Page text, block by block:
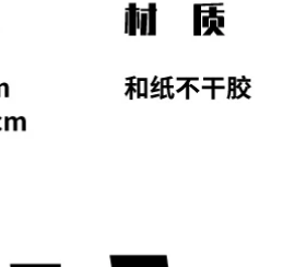
báo Warven Băng
niêm phong trong
tiếng Anh Dừng từ
203,000